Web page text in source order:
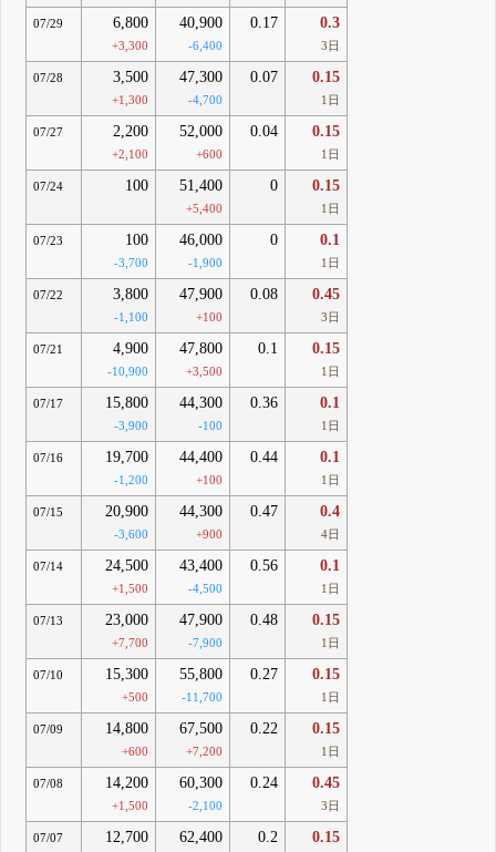
07/29 6,800
+3,300
40,900
-6,400
0.17 0.3
3日
07/28 3,500
+1,300
47,300
-4,700
0.07 0.15
1日
07/27 2,200
+2,100
52,000
+600
0.04 0.15
1日
07/24 100 51,400
+5,400
0 0.15
1日
07/23 100
-3,700
46,000
-1,900
0 0.1
1日
07/22 3,800
-1,100
47,900
+100
0.08 0.45
3日
07/21 4,900
-10,900
47,800
+3,500
0.1 0.15
1日
07/17 15,800
-3,900
44,300
-100
0.36 0.1
1日
07/16 19,700
-1,200
44,400
+100
0.44 0.1
1日
07/15 20,900
-3,600
44,300
+900
0.47 0.4
4日
07/14 24,500
+1,500
43,400
-4,500
0.56 0.1
1日
07/13 23,000
+7,700
47,900
-7,900
0.48 0.15
1日
07/10 15,300
+500
55,800
-11,700
0.27 0.15
1日
07/09 14,800
+600
67,500
+7,200
0.22 0.15
1日
07/08 14,200
+1,500
60,300
-2,100
0.24 0.45
3日
07/07 12,700 62,400 0.2 0.15